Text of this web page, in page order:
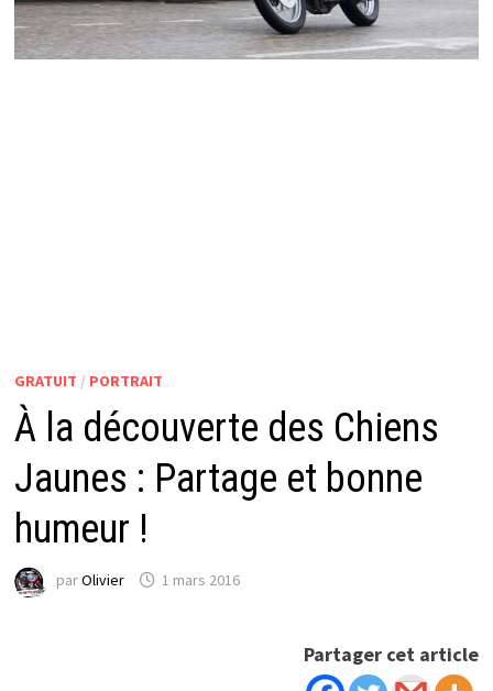
GRATUIT / PORTRAIT
À la découverte des Chiens
Jaunes : Partage et bonne
humeur !
parOlivier 1 mars 2016
Partager cet article